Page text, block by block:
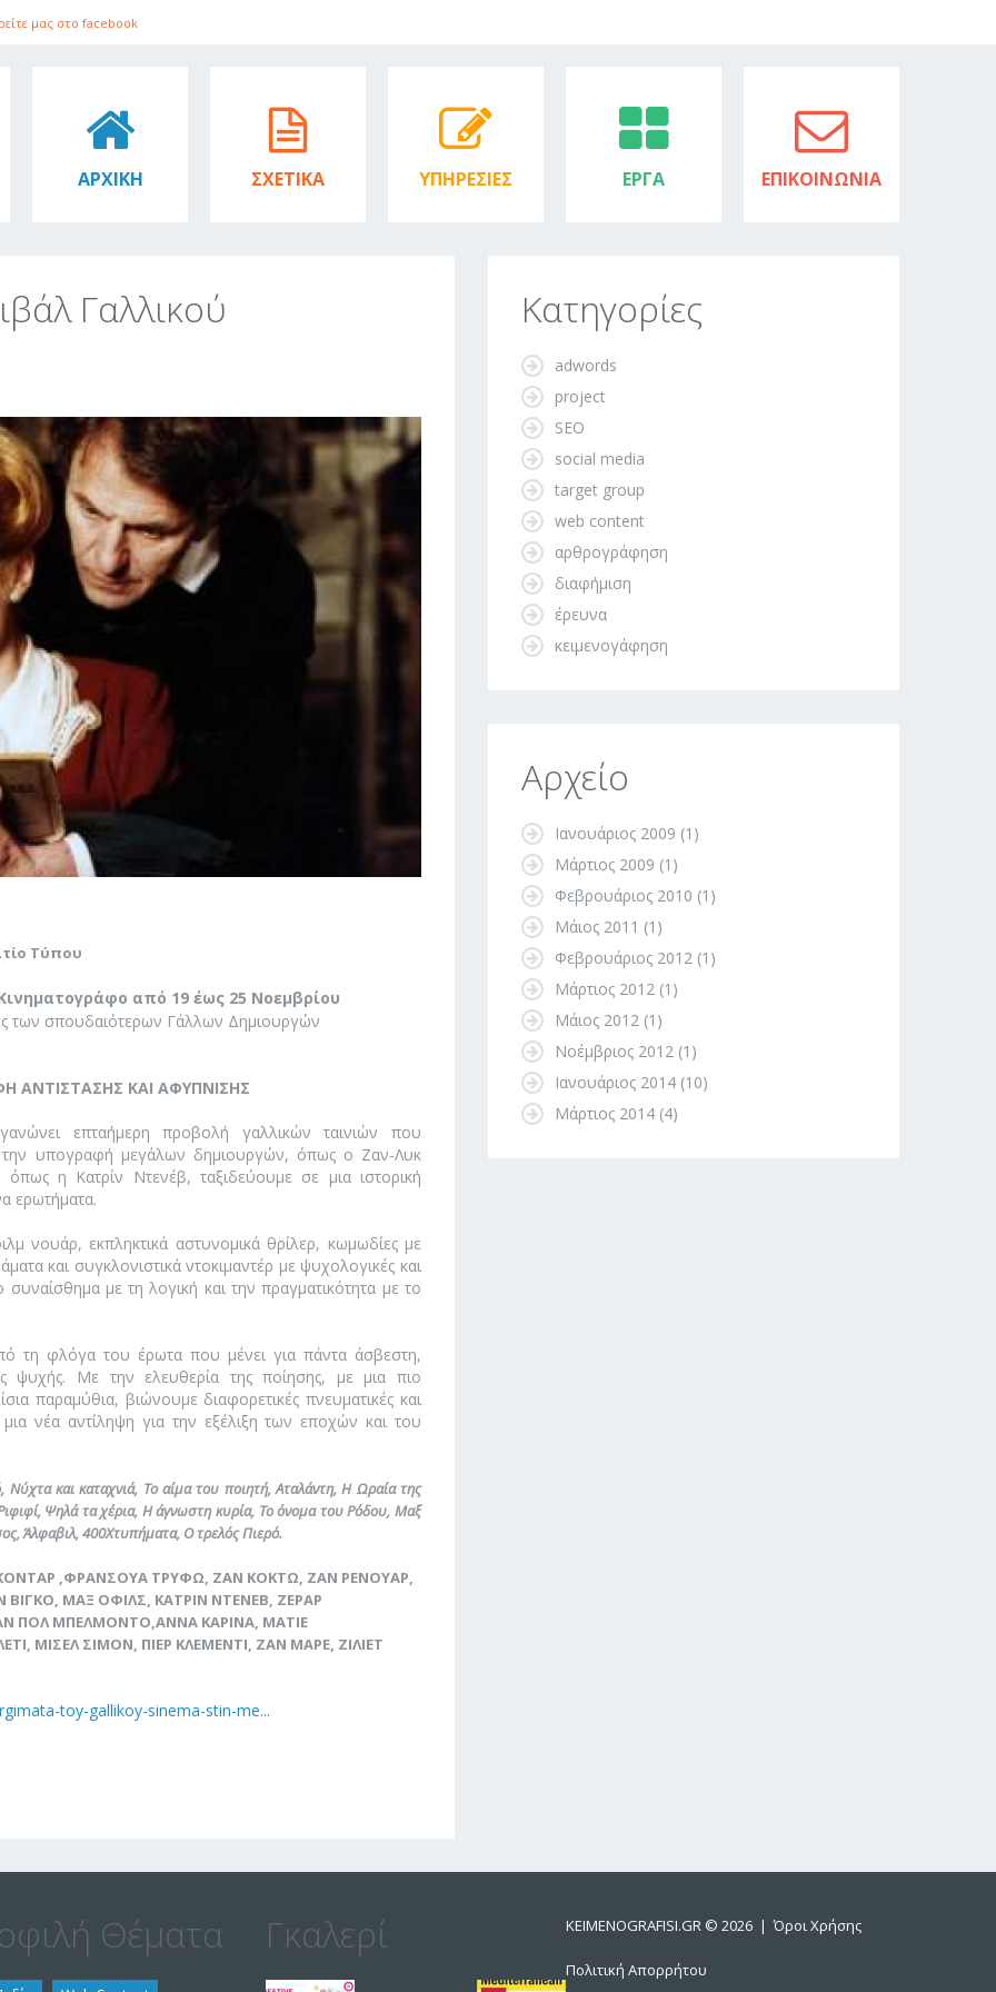
μας στο facebook
ΑΡΧΙΚΗ ΣΧΕΤΙΚΑ ΥΠΗΡΕΣΙΕΣ ΕΡΓΑ ΕΠΙΚΟΙΝΩΝΙΑ
Γαλλικού
Τύπου
από 19 έως 25 Νοεμβρίου
των σπουδαιότερων Γάλλων Δημιουργών
ΑΝΤΙΣΤΑΣΗΣ ΚΑΙ ΑΦΥΠΝΙΣΗΣ
επταήμερη προβολή γαλλικών ταινιών που
υπογραφή μεγάλων δημιουργών, όπως ο Ζαν-Λυκ
η Κατρίν Ντενέβ, ταξιδεύουμε σε μια ιστορική
ερωτήματα.
νουάρ, εκπληκτικά αστυνομικά θρίλερ, κωμωδίες με
και συγκλονιστικά ντοκιμαντέρ με ψυχολογικές και
με τη λογική και την πραγματικότητα με το
τη φλόγα του έρωτα που μένει για πάντα άσβεστη,
ψυχής. Με την ελευθερία της ποίησης, με μια πιο
παραμύθια, βιώνουμε διαφορετικές πνευματικές και
νέα αντίληψη για την εξέλιξη των εποχών και του
και καταχνιά, Το αίμα του ποιητή, Αταλάντη, Η Ωραία της
Ψηλά τα χέρια, Η άγνωστη κυρία, Το όνομα του Ρόδου, Μαξ
Άλφαβιλ, 400Χτυπήματα, Ο τρελός Πιερό.
,ΦΡΑΝΣΟΥΑ ΤΡΥΦΩ, ΖΑΝ ΚΟΚΤΩ, ΖΑΝ ΡΕΝΟΥΑΡ,
ΜΑΞ ΟΦΙΛΣ, ΚΑΤΡΙΝ ΝΤΕΝΕΒ, ΖΕΡΑΡ
ΠΟΛ ΜΠΕΛΜΟΝΤΟ,ΑΝΝΑ ΚΑΡΙΝΑ, ΜΑΤΙΕ
ΜΙΣΕΛ ΣΙΜΟΝ, ΠΙΕΡ ΚΛΕΜΕΝΤΙ, ΖΑΝ ΜΑΡΕ, ΖΙΛΙΕΤ
toy-gallikoy-sinema-stin-me...
Κατηγορίες
adwords
project
SEO
social media
target group
web content
αρθρογράφηση
διαφήμιση
έρευνα
κειμενογάφηση
Αρχείο
Ιανουάριος 2009 (1)
Μάρτιος 2009 (1)
Φεβρουάριος 2010 (1)
Μάιος 2011 (1)
Φεβρουάριος 2012 (1)
Μάρτιος 2012 (1)
Μάιος 2012 (1)
Νοέμβριος 2012 (1)
Ιανουάριος 2014 (10)
Μάρτιος 2014 (4)
Θέματα Γκαλερί KEIMENOGRAFISI.GR © 2026 |Όροι Χρήσης
Πολιτική Απορρήτου